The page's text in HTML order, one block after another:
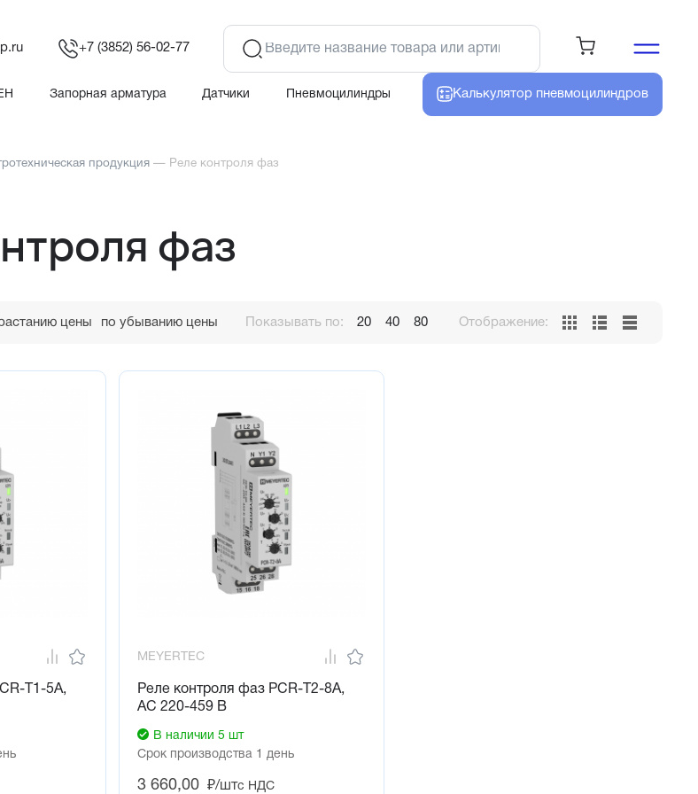
+7 (3852) 56-02-77
Запорная арматура Датчики Пневмоцилиндры Калькулятор пневмоцилиндров
продукция — Реле контроля фаз
фаз
цены по убыванию цены Показывать по: 20 40 80 Отображение:
T1-5A,
MEYERTEC
Реле контроля фаз PCR-Т2-8А,
AC 220-459 В
В наличии 5 шт
Срок производства 1 день
3 660,00 ₽/штс НДС